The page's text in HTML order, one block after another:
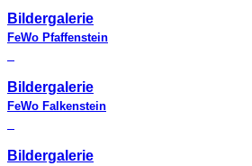
Bildergalerie
FeWo Pfaffenstein
Bildergalerie
FeWo Falkenstein
Bildergalerie